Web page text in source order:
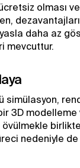
olması
daha az
mevcuttur.
simülasyon,
3D modelleme
nedeniyle